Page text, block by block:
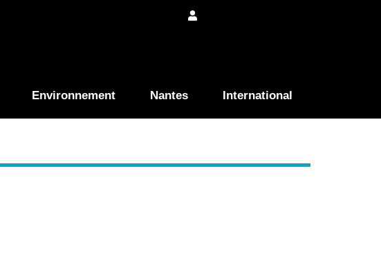
Environnement Nantes International